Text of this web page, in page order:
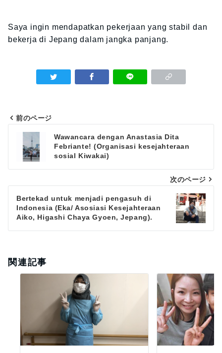
Saya ingin mendapatkan pekerjaan yang stabil dan
bekerja di Jepang dalam jangka panjang.
Navigasi
pos
前のページ
Wawancara dengan Anastasia Dita
Febriante! (Organisasi kesejahteraan
sosial Kiwakai)
次のページ
Bertekad untuk menjadi pengasuh di
Indonesia (Eka/ Asosiasi Kesejahteraan
Aiko, Higashi Chaya Gyoen, Jepang).
関連記事